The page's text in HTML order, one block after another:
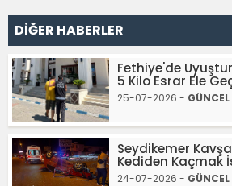
DİĞER HABERLER
Fethiye'de
5 Kilo Esrar Ele
25-07-2026 - GÜNCEL
Seydikemer
Kediden Kaçmak
24-07-2026 - GÜNCEL